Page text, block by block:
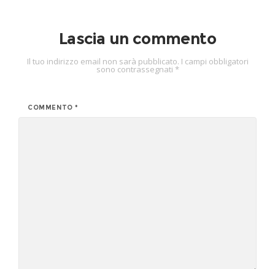
Lascia un commento
Il tuo indirizzo email non sarà pubblicato. I campi obbligatori
sono contrassegnati *
COMMENTO*